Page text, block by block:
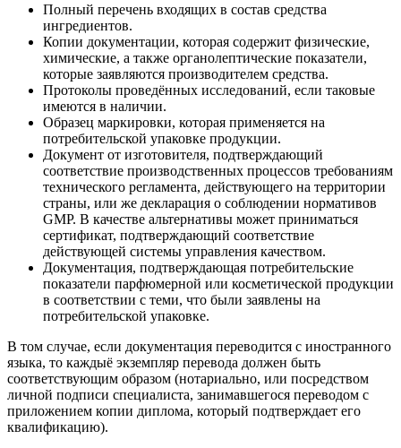
Полный перечень входящих в состав средства
ингредиентов.
Копии документации, которая содержит физические,
химические, а также органолептические показатели,
которые заявляются производителем средства.
Протоколы проведённых исследований, если таковые
имеются в наличии.
Образец маркировки, которая применяется на
потребительской упаковке продукции.
Документ от изготовителя, подтверждающий
соответствие производственных процессов требованиям
технического регламента, действующего на территории
страны, или же декларация о соблюдении нормативов
GMP. В качестве альтернативы может приниматься
сертификат, подтверждающий соответствие
действующей системы управления качеством.
Документация, подтверждающая потребительские
показатели парфюмерной или косметической продукции
в соответствии с теми, что были заявлены на
потребительской упаковке.
В том случае, если документация переводится с иностранного
языка, то каждыё экземпляр перевода должен быть
соответствующим образом (нотариально, или посредством
личной подписи специалиста, занимавшегося переводом с
приложением копии диплома, который подтверждает его
квалификацию).